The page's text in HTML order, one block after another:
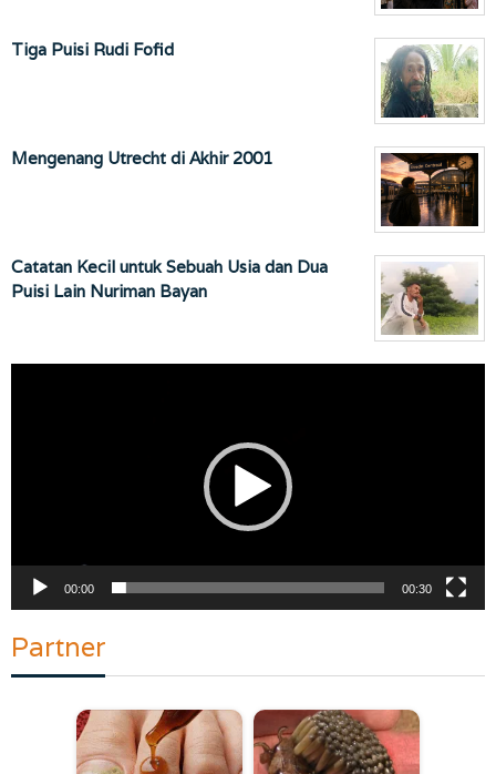
Tiga Puisi Rudi Fofid
Mengenang Utrecht di Akhir 2001
Catatan Kecil untuk Sebuah Usia dan Dua
Puisi Lain Nuriman Bayan
00:00 00:30
Partner